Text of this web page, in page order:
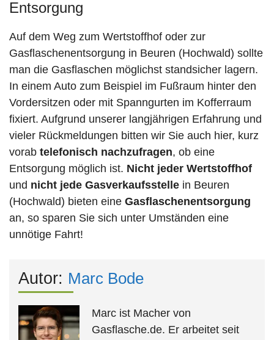
Entsorgung
Auf dem Weg zum Wertstoffhof oder zur
Gasflaschenentsorgung in Beuren (Hochwald) sollte
man die Gasflaschen möglichst standsicher lagern.
In einem Auto zum Beispiel im Fußraum hinter den
Vordersitzen oder mit Spanngurten im Kofferraum
fixiert. Aufgrund unserer langjährigen Erfahrung und
vieler Rückmeldungen bitten wir Sie auch hier, kurz
vorab telefonisch nachzufragen, ob eine
Entsorgung möglich ist. Nicht jeder Wertstoffhof
und nicht jede Gasverkaufsstelle in Beuren
(Hochwald) bieten eine Gasflaschenentsorgung
an, so sparen Sie sich unter Umständen eine
unnötige Fahrt!
Autor: Marc Bode
Marc ist Macher von
Gasflasche.de. Er arbeitet seit